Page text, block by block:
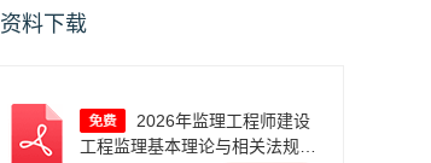
资料下载
工程监理基本理论与相关法规真